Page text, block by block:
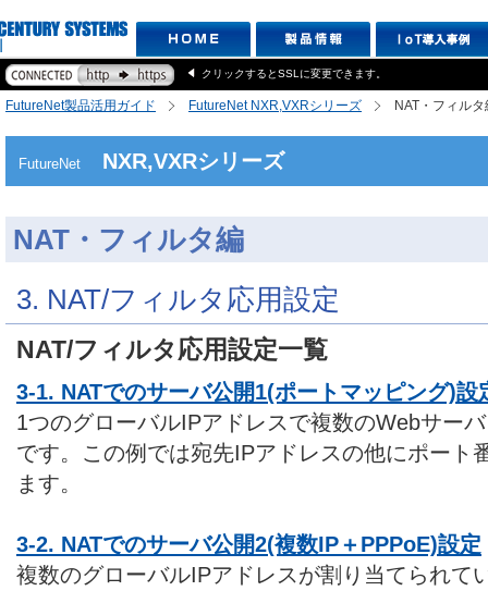
クリックするとSSLに変更できます。
FutureNet製品活用ガイド FutureNet NXR,VXRシリーズ NAT・フィルタ
FutureNet NXR,VXRシリーズ
NAT・フィルタ編
3. NAT/フィルタ応用設定
NAT/フィルタ応用設定一覧
3-1. NATでのサーバ公開1(ポートマッピング)設
1つのグローバルIPアドレスで複数のWebサー
です。この例では宛先IPアドレスの他にポート
ます。
3-2. NATでのサーバ公開2(複数IP＋PPPoE)設定
複数のグローバルIPアドレスが割り当てられて